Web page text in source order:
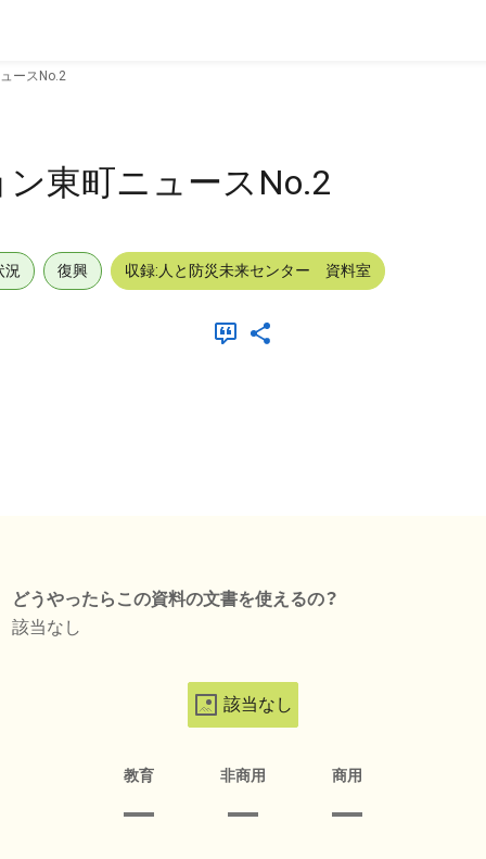
ースNo.2
東町ニュースNo.2
況 復興 収録:人と防災未来センター 資料室
どうやったらこの資料の文書を使えるの？
該当なし
該当なし
教育 非商用 商用